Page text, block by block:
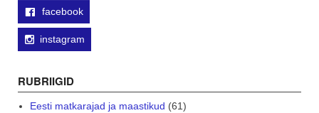
facebook
instagram
RUBRIIGID
Eesti matkarajad ja maastikud (61)